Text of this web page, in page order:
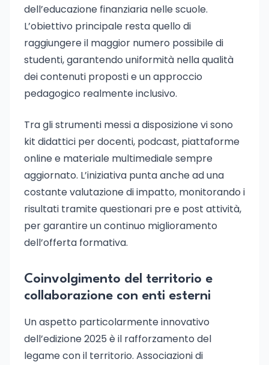
dell’educazione finanziaria nelle scuole.
L’obiettivo principale resta quello di
raggiungere il maggior numero possibile di
studenti, garantendo uniformità nella qualità
dei contenuti proposti e un approccio
pedagogico realmente inclusivo.
Tra gli strumenti messi a disposizione vi sono
kit didattici per docenti, podcast, piattaforme
online e materiale multimediale sempre
aggiornato. L’iniziativa punta anche ad una
costante valutazione di impatto, monitorando i
risultati tramite questionari pre e post attività,
per garantire un continuo miglioramento
dell’offerta formativa.
Coinvolgimento del territorio e
collaborazione con enti esterni
Un aspetto particolarmente innovativo
dell’edizione 2025 è il rafforzamento del
legame con il territorio. Associazioni di